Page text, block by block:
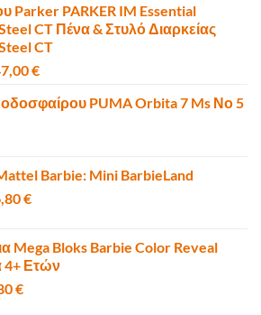
Parker PARKER IM Essential
CT Πένα & Στυλό Διαρκείας
CT
€Η
τιμή
PUMA Orbita 7 Ms Νο 5
Barbie: Mini BarbieLand
€.
€Η
είναι:
6,80 €.
Mega Bloks Barbie Color Reveal
4+ Ετών
€Η